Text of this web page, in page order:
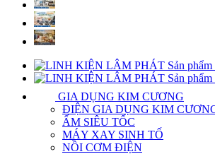
Sản
Sản phẩm
GIA DỤNG KIM CƯƠNG
ĐIỆN GIA DỤNG KIM
ẤM SIÊU TỐC
MÁY XAY SINH TỐ
NỒI CƠM ĐIỆN